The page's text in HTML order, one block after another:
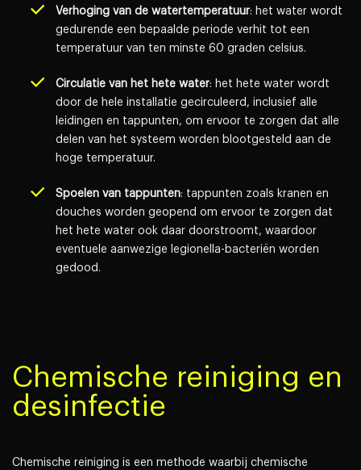
Verhoging van de watertemperatuur: het water wordt
gedurende een bepaalde periode verhit tot een
temperatuur van ten minste 60 graden celsius.
Circulatie van het hete water: het hete water wordt
door de hele installatie gecirculeerd, inclusief alle
leidingen en tappunten, om ervoor te zorgen dat alle
delen van het systeem worden blootgesteld aan de
hoge temperatuur.
Spoelen van tappunten: tappunten zoals kranen en
douches worden geopend om ervoor te zorgen dat
het hete water ook daar doorstroomt, waardoor
eventuele aanwezige legionella-bacteriën worden
gedood.
Chemische reiniging en
desinfectie
Chemische reiniging is een methode waarbij chemische